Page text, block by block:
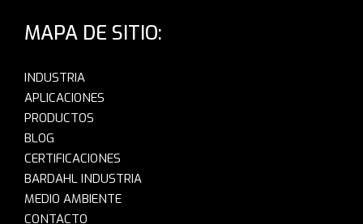
MAPA DE SITIO:
INDUSTRIA
APLICACIONES
PRODUCTOS
BLOG
CERTIFICACIONES
BARDAHL INDUSTRIA
MEDIO AMBIENTE
CONTACTO